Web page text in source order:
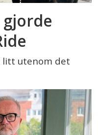
gjorde
litt utenom det